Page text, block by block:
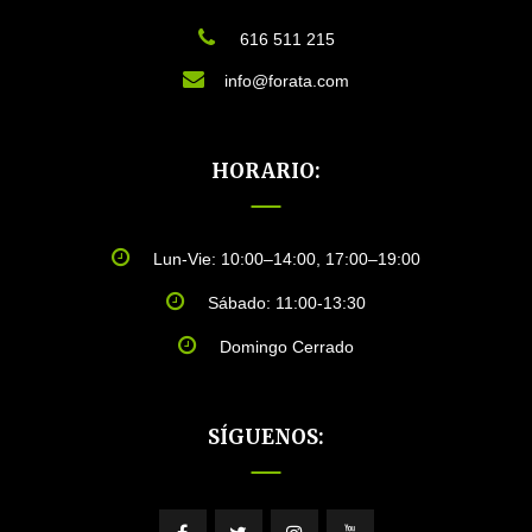
616 511 215
info@forata.com
HORARIO:
Lun-Vie: 10:00–14:00, 17:00–19:00
Sábado: 11:00-13:30
Domingo Cerrado
SÍGUENOS: